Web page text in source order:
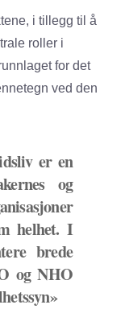
i tillegg til å
roller i
for det
ved den
er en
og
helhet. I
brede
og NHO